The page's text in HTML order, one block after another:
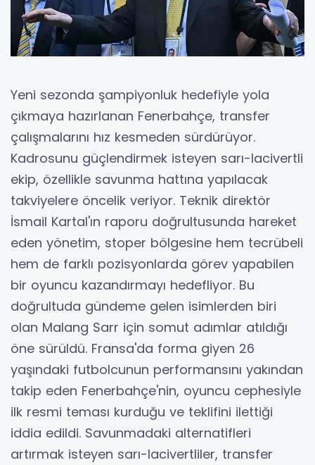
Yeni sezonda şampiyonluk hedefiyle yola
çıkmaya hazırlanan Fenerbahçe, transfer
çalışmalarını hız kesmeden sürdürüyor.
Kadrosunu güçlendirmek isteyen sarı-lacivertli
ekip, özellikle savunma hattına yapılacak
takviyelere öncelik veriyor. Teknik direktör
İsmail Kartal'ın raporu doğrultusunda hareket
eden yönetim, stoper bölgesine hem tecrübeli
hem de farklı pozisyonlarda görev yapabilen
bir oyuncu kazandırmayı hedefliyor. Bu
doğrultuda gündeme gelen isimlerden biri
olan Malang Sarr için somut adımlar atıldığı
öne sürüldü. Fransa'da forma giyen 26
yaşındaki futbolcunun performansını yakından
takip eden Fenerbahçe'nin, oyuncu cephesiyle
ilk resmi teması kurduğu ve teklifini ilettiği
iddia edildi. Savunmadaki alternatifleri
artırmak isteyen sarı-lacivertliler, transfer